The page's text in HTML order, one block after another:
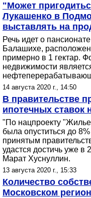
"Может
Лукашенко в
выставлять на
Речь идет о
Балашихе,
примерно в 1 гектар.
недвижимости
14 августа 2020 г., 14:50
В правительстве
ипотечных ставок
"По нацпроекту "Жилье
была опуститься до
принятым
удастся достичь уже в
Марат Хуснуллин.
13 августа 2020 г., 15:33
Количество
Московском